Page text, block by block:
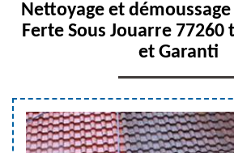
Nettoyage et
Ferte Sous Jouarre 77260
et Garanti